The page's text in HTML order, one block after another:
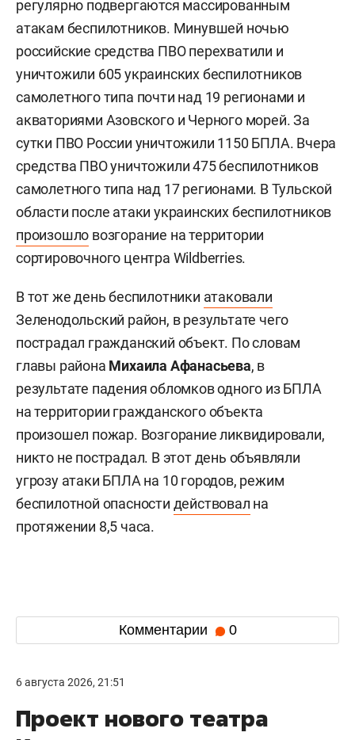
регулярно подвергаются массированным
атакам беспилотников. Минувшей ночью
российские средства ПВО перехватили и
уничтожили 605 украинских беспилотников
самолетного типа почти над 19 регионами и
акваториями Азовского и Черного морей. За
сутки ПВО России уничтожили 1150 БПЛА. Вчера
средства ПВО уничтожили 475 беспилотников
самолетного типа над 17 регионами. В Тульской
области после атаки украинских беспилотников
произошло возгорание на территории
сортировочного центра Wildberries.
В тот же день беспилотники атаковали
Зеленодольский район, в результате чего
пострадал гражданский объект. По словам
главы района Михаила Афанасьева, в
результате падения обломков одного из БПЛА
на территории гражданского объекта
произошел пожар. Возгорание ликвидировали,
никто не пострадал. В этот день объявляли
угрозу атаки БПЛА на 10 городов, режим
беспилотной опасности действовал на
протяжении 8,5 часа.
Комментарии 0
6 августа 2026, 21:51
Проект нового театра